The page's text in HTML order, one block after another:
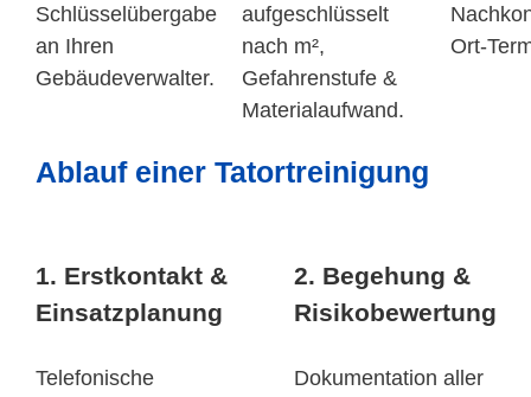
Schlüsselübergabe
an Ihren
Gebäudeverwalter.
aufgeschlüsselt
nach m²,
Gefahrenstufe &
Materialaufwand.
Ort-
Ablauf einer Tatortreinigung
1. Erstkontakt &
Einsatzplanung
Telefonische
2. Begehung &
Risikobewertung
Dokumentation aller